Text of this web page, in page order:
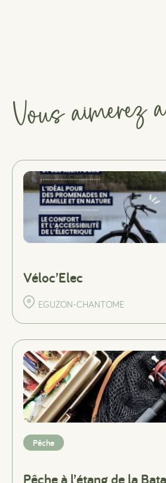
Vous aimerez
Véloc’Elec
EGUZON-CHANTOME
Pêche
Pêche à l’étang de la